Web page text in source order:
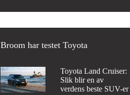
Broom har testet Toyota
Toyota Land Cruiser:
Slik blir en av
verdens beste SUV-er